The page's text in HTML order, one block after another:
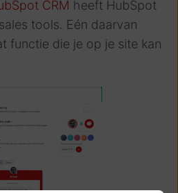
CRM heeft HubSpot
tools. Eén daarvan
functie die je op je site kan